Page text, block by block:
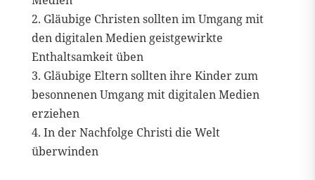
2. Gläubige Christen sollten im Umgang mit
den digitalen Medien geistgewirkte
Enthaltsamkeit üben
3. Gläubige Eltern sollten ihre Kinder zum
besonnenen Umgang mit digitalen Medien
erziehen
4. In der Nachfolge Christi die Welt
überwinden